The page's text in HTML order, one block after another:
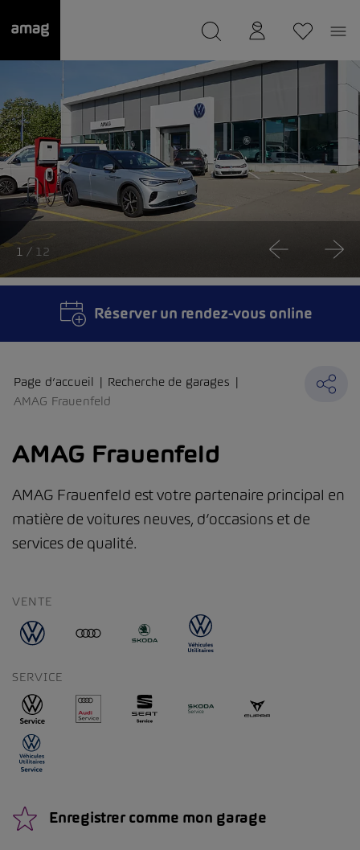
Page d’accueil
Recherche de garages
AMAG Frauenfeld
AMAG Frauenfeld
AMAG Frauenfeld est votre partenaire principal en
matière de voitures neuves, d’occasions et de
services de qualité.
VENTE
SERVICE
Enregistrer comme mon garage
1 / 12
Réserver un rendez-vous online